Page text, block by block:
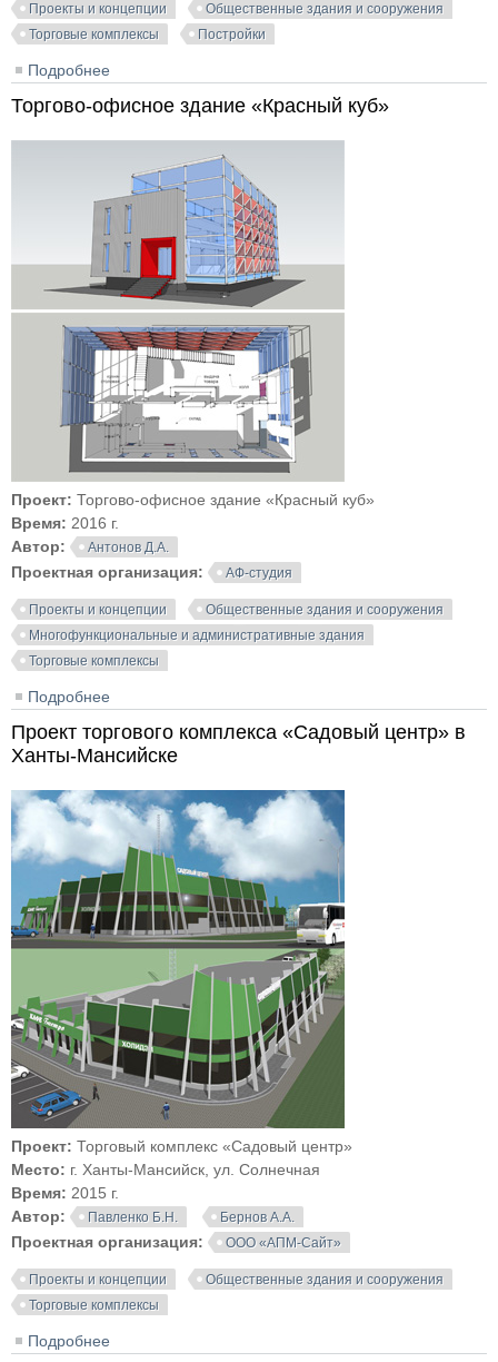
Проекты и концепции
Общественные здания и сооружения
Торговые комплексы
Постройки
Подробнее
Торгово-офисное здание «Красный куб»
Проект: Торгово-офисное здание «Красный куб»
Время: 2016 г.
Автор:
Антонов Д.А.
Проектная организация: АФ-студия
Проекты и концепции
Общественные здания и сооружения
Многофункциональные и административные здания
Торговые комплексы
Подробнее
Проект торгового комплекса «Садовый центр» в
Ханты-Мансийске
Проект: Торговый комплекс «Садовый центр»
Место: г. Ханты-Мансийск, ул. Солнечная
Время: 2015 г.
Автор:
Павленко Б.Н. Бернов А.А.
Проектная организация: ООО «АПМ-Сайт»
Проекты и концепции
Общественные здания и сооружения
Торговые комплексы
Подробнее